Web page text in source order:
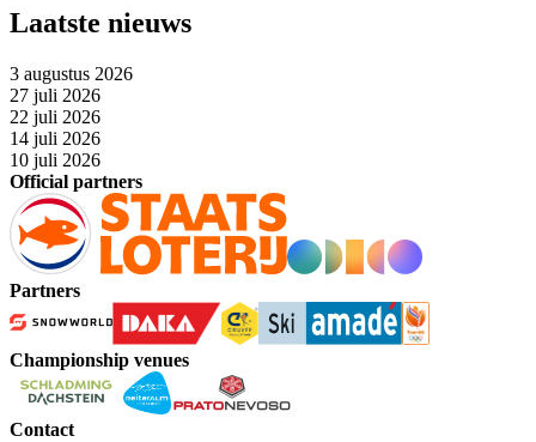
Laatste nieuws
3 augustus 2026
27 juli 2026
22 juli 2026
14 juli 2026
10 juli 2026
Official partners
Partners
Championship venues
Contact